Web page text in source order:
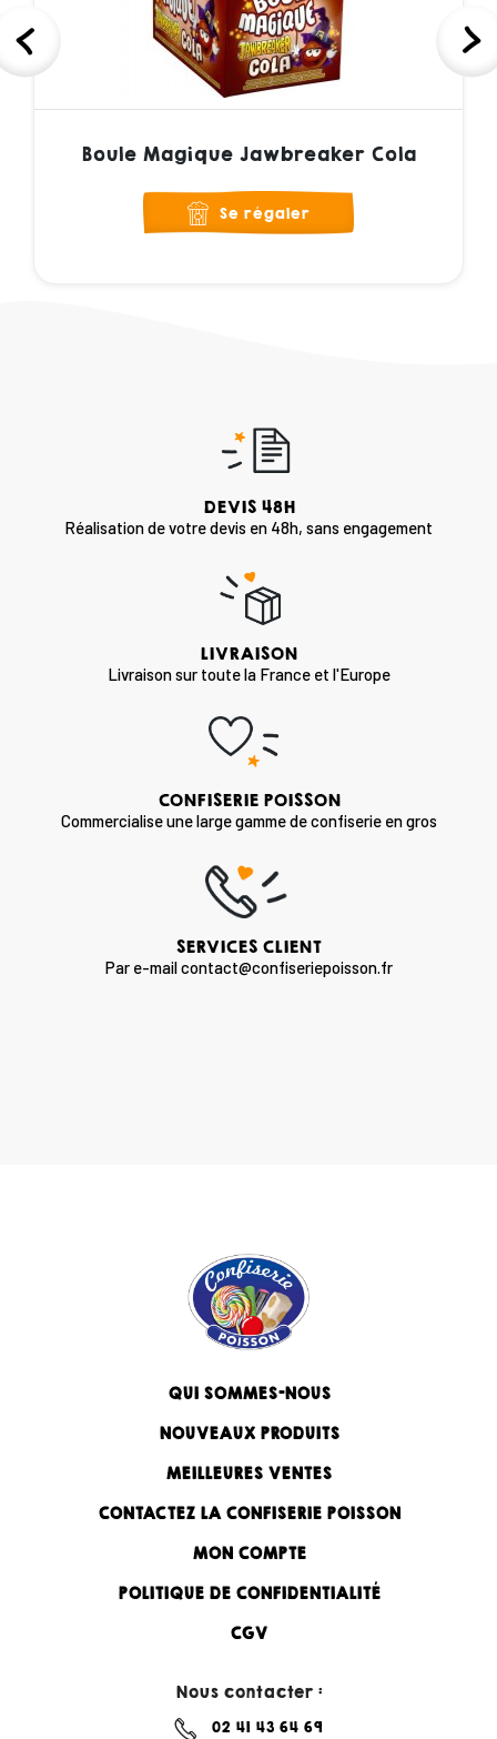
Boule Magique Jawbreaker Cola
Se régaler
DEVIS 48H
Réalisation de votre devis en 48h, sans engagement
LIVRAISON
Livraison sur toute la France et l'Europe
CONFISERIE POISSON
Commercialise une large gamme de confiserie en gros
SERVICES CLIENT
Par e-mail contact@confiseriepoisson.fr
QUI SOMMES-NOUS
NOUVEAUX PRODUITS
MEILLEURES VENTES
CONTACTEZ LA CONFISERIE POISSON
MON COMPTE
POLITIQUE DE CONFIDENTIALITÉ
CGV
Nous contacter :
02 41 43 64 69